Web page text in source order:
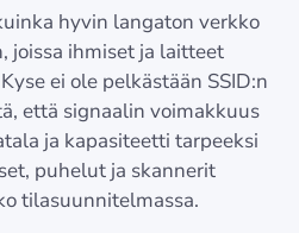
hyvin langaton verkko
joissa ihmiset ja laitteet
ei ole pelkästään SSID:n
että signaalin voimakkuus
ja kapasiteetti tarpeeksi
puhelut ja skannerit
tilasuunnitelmassa.